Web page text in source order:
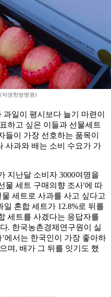
자생한방병원)
일이 평시보다 늘기 마련이
하고 싶은 이들과 선물세트
들이 가장 선호하는 품목이
사과와 배는 소비 수요가 가
지난달 소비자 3000여명을
물 세트 구매의향 조사'에 따
세트로 사과를 사고 싶다고
일 혼합 세트가 12.8%로 뒤를
세트를 사겠다는 응답자를
. 한국농촌경제연구원이 실
에서는 한국인이 가장 좋아하
며, 배가 그 뒤를 잇기도 했